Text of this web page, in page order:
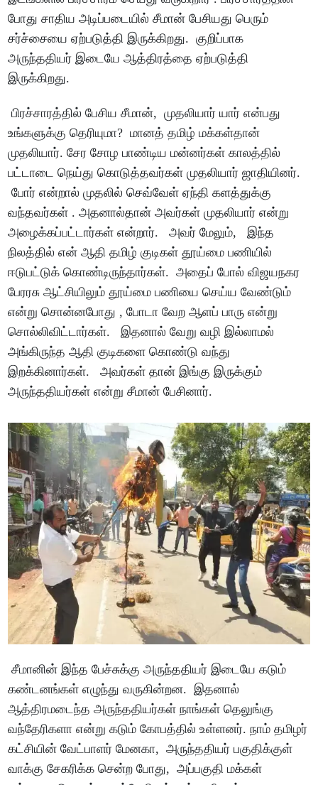
போது சாதிய அடிப்படையில் சீமான் பேசியது பெரும்
சர்ச்சையை ஏற்படுத்தி இருக்கிறது. குறிப்பாக
அருந்ததியர் இடையே ஆத்திரத்தை ஏற்படுத்தி
இருக்கிறது.
பிரச்சாரத்தில் பேசிய சீமான், முதலியார் யார் என்பது
உங்களுக்கு தெரியுமா? மானத் தமிழ் மக்கள்தான்
முதலியார். சேர சோழ பாண்டிய மன்னர்கள் காலத்தில்
பட்டாடை நெய்து கொடுத்தவர்கள் முதலியார் ஜாதியினர்.
போர் என்றால் முதலில் செவ்வேள் ஏந்தி களத்துக்கு
வந்தவர்கள் . அதனால்தான் அவர்கள் முதலியார் என்று
அழைக்கப்பட்டார்கள் என்றார். அவர் மேலும், இந்த
நிலத்தில் என் ஆதி தமிழ் குடிகள் தூய்மை பணியில்
ஈடுபட்டுக் கொண்டிருந்தார்கள். அதைப் போல் விஜயநகர
பேரரசு ஆட்சியிலும் தூய்மை பணியை செய்ய வேண்டும்
என்று சொன்னபோது , போடா வேற ஆளப் பாரு என்று
சொல்லிவிட்டார்கள். இதனால் வேறு வழி இல்லாமல்
அங்கிருந்த ஆதி குடிகளை கொண்டு வந்து
இறக்கினார்கள். அவர்கள் தான் இங்கு இருக்கும்
அருந்ததியர்கள் என்று சீமான் பேசினார்.
சீமானின் இந்த பேச்சுக்கு அருந்ததியர் இடையே கடும்
கண்டனங்கள் எழுந்து வருகின்றன. இதனால்
ஆத்திரமடைந்த அருந்ததியர்கள் நாங்கள் தெலுங்கு
வந்தேரிகளா என்று கடும் கோபத்தில் உள்ளனர். நாம் தமிழர்
கட்சியின் வேட்பாளர் மேனகா, அருந்ததியர் பகுதிக்குள்
வாக்கு சேகரிக்க சென்ற போது, அப்பகுதி மக்கள்